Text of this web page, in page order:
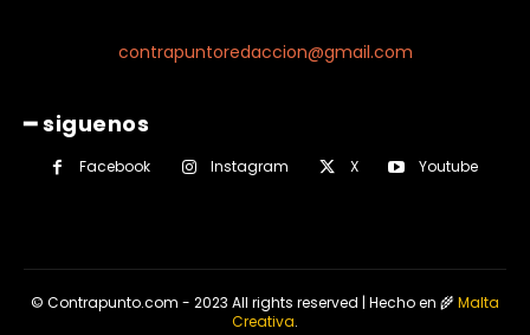
contrapuntoredaccion@gmail.com
━ siguenos
Facebook Instagram X Youtube
© Contrapunto.com - 2023 All rights reserved | Hecho en 🌾Malta
Creativa.